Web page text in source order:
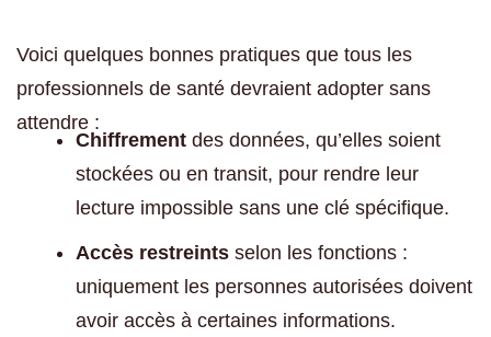
Voici quelques bonnes pratiques que tous les
professionnels de santé devraient adopter sans
attendre :
Chiffrement des données, qu’elles soient
stockées ou en transit, pour rendre leur
lecture impossible sans une clé spécifique.
Accès restreints selon les fonctions :
uniquement les personnes autorisées doivent
avoir accès à certaines informations.